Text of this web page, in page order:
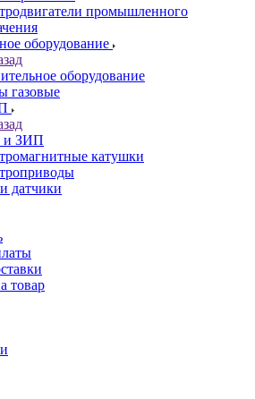
промышленного
оборудование
оборудование
газовые
ЗИП
катушки
датчики
товар